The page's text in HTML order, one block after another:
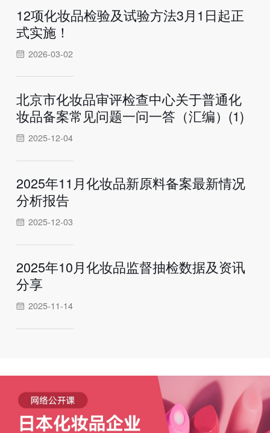
12项化妆品检验及试验方法3月1日起正
式实施！
2026-03-02
北京市化妆品审评检查中心关于普通化
妆品备案常见问题一问一答（汇编）(1)
2025-12-04
2025年11月化妆品新原料备案最新情况
分析报告
2025-12-03
2025年10月化妆品监督抽检数据及资讯
分享
2025-11-14